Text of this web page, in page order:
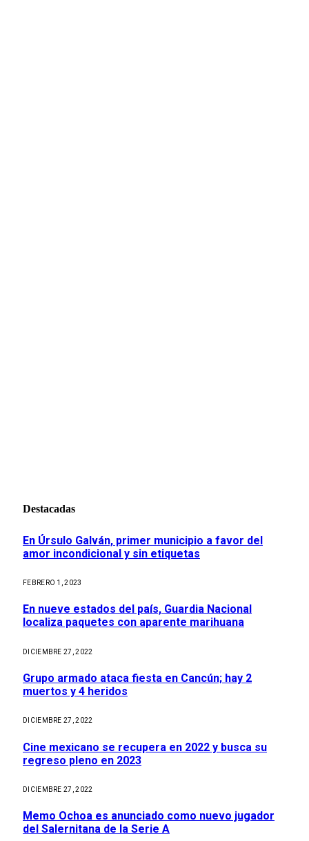
Destacadas
En Úrsulo Galván, primer municipio a favor del
amor incondicional y sin etiquetas
FEBRERO 1, 2023
En nueve estados del país, Guardia Nacional
localiza paquetes con aparente marihuana
DICIEMBRE 27, 2022
Grupo armado ataca fiesta en Cancún; hay 2
muertos y 4 heridos
DICIEMBRE 27, 2022
Cine mexicano se recupera en 2022 y busca su
regreso pleno en 2023
DICIEMBRE 27, 2022
Memo Ochoa es anunciado como nuevo jugador
del Salernitana de la Serie A